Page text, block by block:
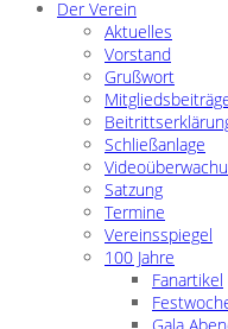
Der Verein
Aktuelles
Vorstand
Grußwort
Schließanlage
Satzung
Termine
Vereinsspiegel
100 Jahre
Fanartikel